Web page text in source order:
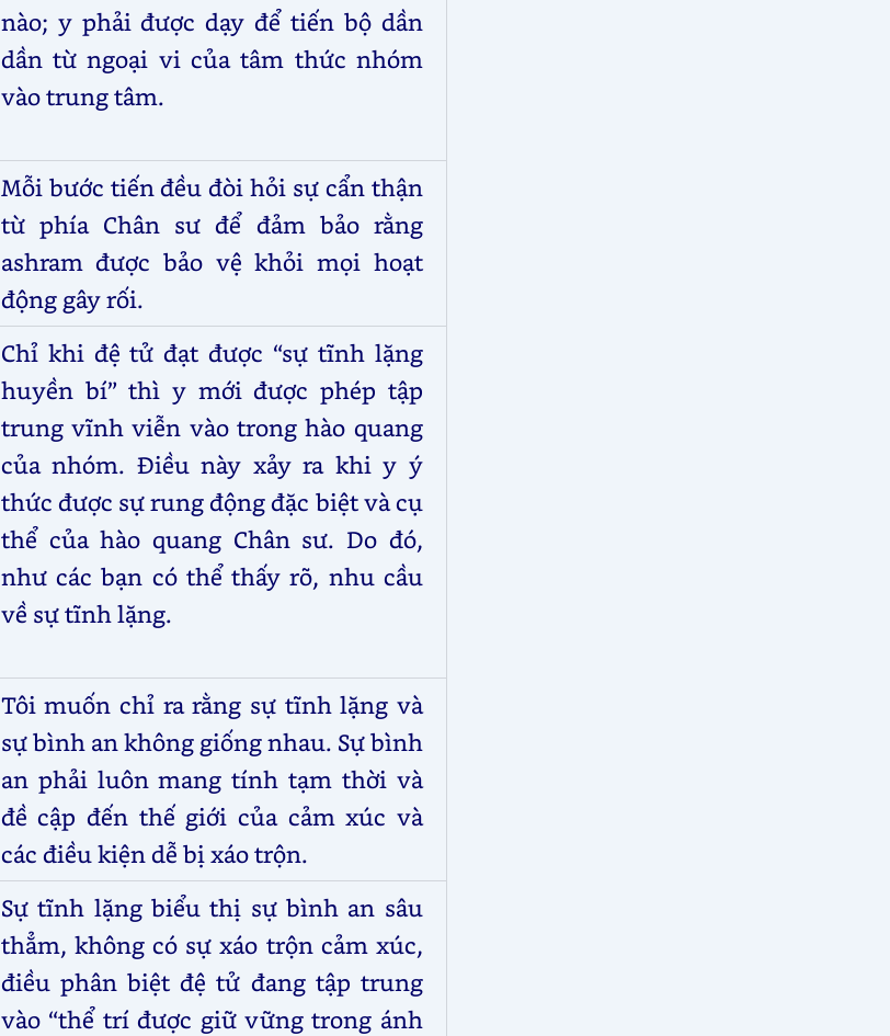
nào; y phải được dạy để tiến bộ dần
dần từ ngoại vi của tâm thức nhóm
vào trung tâm.
Mỗi bước tiến đều đòi hỏi sự cẩn thận
từ phía Chân sư để đảm bảo rằng
ashram được bảo vệ khỏi mọi hoạt
động gây rối.
Chỉ khi đệ tử đạt được “sự tĩnh lặng
huyền bí” thì y mới được phép tập
trung vĩnh viễn vào trong hào quang
của nhóm. Điều này xảy ra khi y ý
thức được sự rung động đặc biệt và cụ
thể của hào quang Chân sư. Do đó,
như các bạn có thể thấy rõ, nhu cầu
về sự tĩnh lặng.
Tôi muốn chỉ ra rằng sự tĩnh lặng và
sự bình an không giống nhau. Sự bình
an phải luôn mang tính tạm thời và
đề cập đến thế giới của cảm xúc và
các điều kiện dễ bị xáo trộn.
Sự tĩnh lặng biểu thị sự bình an sâu
thẳm, không có sự xáo trộn cảm xúc,
điều phân biệt đệ tử đang tập trung
vào “thể trí được giữ vững trong ánh